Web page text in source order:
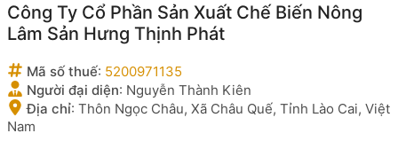
Công Ty Cổ Phần Sản Xuất Chế Biến Nông
Lâm Sản Hưng Thịnh Phát
Mã số thuế: 5200971135
Người đại diện: Nguyễn Thành Kiên
Địa chỉ: Thôn Ngọc Châu, Xã Châu Quế, Tỉnh Lào Cai, Việt
Nam